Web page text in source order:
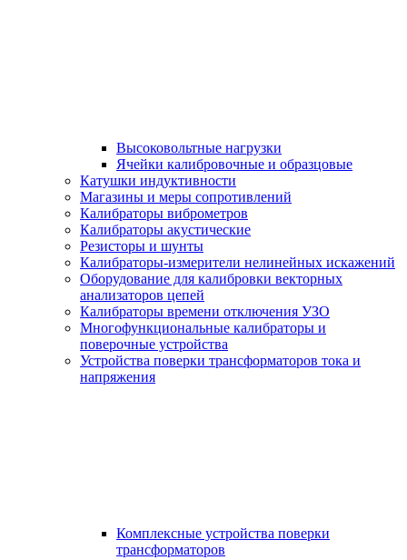
Высоковольтные нагрузки
Ячейки калибровочные и образцовые
Катушки индуктивности
Магазины и меры сопротивлений
Калибраторы виброметров
Калибраторы акустические
Резисторы и шунты
Калибраторы-измерители нелинейных искажений
Оборудование для калибровки векторных
анализаторов цепей
Калибраторы времени отключения УЗО
Многофункциональные калибраторы и
поверочные устройства
Устройства поверки трансформаторов тока и
напряжения
Комплексные устройства поверки
трансформаторов